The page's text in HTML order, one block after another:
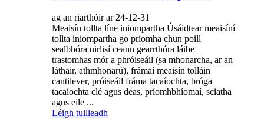
ag an riarthóir ar 24-12-31
Meaisín tollta líne iniompartha Úsáidtear meaisíní
tollta iniompartha go príomha chun poill
sealbhóra uirlisí ceann gearrthóra láibe
trastomhas mór a phróiseáil (sa mhonarcha, ar an
láthair, athmhonarú), frámaí meaisín tolláin
cantilever, próiseáil fráma tacaíochta, bróga
tacaíochta clé agus deas, príomhbhíomaí, sciatha
agus eile ...
Léigh tuilleadh